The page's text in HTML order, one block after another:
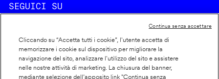
SEGUICI SU
Cookie policy
Cliccando su “Accetta tutti i cookie”, l'utente accetta di
memorizzare i cookie sul dispositivo per migliorare la
navigazione del sito, analizzare l'utilizzo del sito e assistere
nelle nostre attività di marketing. La chiusura del banner,
mediante selezione dell’apposito link "Continua senza
Continua senza accettare